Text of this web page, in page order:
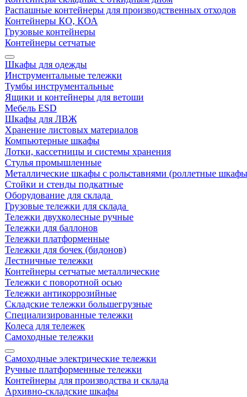
Распашные контейнеры для производственных отходов
Контейнеры КО, КОА
Грузовые контейнеры
Контейнеры сетчатые
Шкафы для одежды
Инструментальные тележки
Тумбы инструментальные
Ящики и контейнеры для ветоши
Мебель ESD
Шкафы для ЛВЖ
Хранение листовых материалов
Компьютерные шкафы
Лотки, кассетницы и системы хранения
Стулья промышленные
Металлические шкафы с рольставнями (роллетные
Стойки и стенды подкатные
Оборудование для склада
Грузовые тележки для склада
Тележки двухколесные ручные
Тележки для баллонов
Тележки платформенные
Тележки для бочек (бидонов)
Лестничные тележки
Контейнеры сетчатые металлические
Тележки с поворотной осью
Тележки антикоррозийные
Складские тележки большегрузные
Специализированные тележки
Колеса для тележек
Самоходные тележки
Самоходные электрические тележки
Ручные платформенные тележки
Контейнеры для производства и склада
Архивно-складские шкафы